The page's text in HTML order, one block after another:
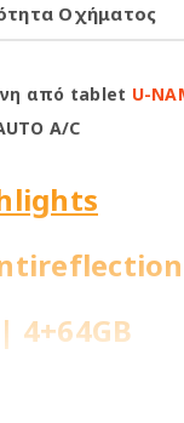
Οχήματος
από tablet U-
A/C
4+64GB